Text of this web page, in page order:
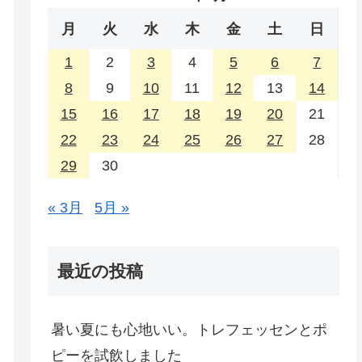
月 火 水 木 金 土 日
1 2 3 4 5 6
7
8
9 10 11 12 13
14
15
16 17 18 19 20
21
22
23 24 25 26 27
28
29
30
« 3月 5月 »
最近の投稿
暑い夏にも心地いい。トレフェッセンとポ
ピーを試飲しました